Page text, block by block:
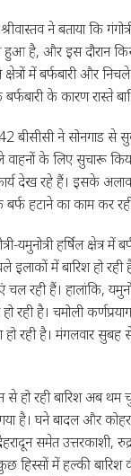
ने बताया कि
है, और इस दौरान
में बर्फबारी और
के कारण रास्ते
ने सोनगाड से
वाहनों के लिए सुचारू
देख रहे हैं। इसके
हटाने का काम कर
यमुनोत्री हर्षिल क्षेत्र में
इलाकों में बारिश हो रही
रही हैं। हालांकि,
रही है। चमोली
हो रही है। मंगलवार
से हो रही बारिश अब
है। घने बादल और
समेत उत्तरकाशी,
हिस्सों में हल्की बारिश